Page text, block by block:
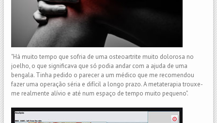
"Há muito tempo que sofria de uma osteoartrite muito dolorosa no
joelho, o que significava que só podia andar com a ajuda de uma
bengala. Tinha pedido o parecer a um médico que me recomendou
fazer uma operação séria e difícil a longo prazo. A metaterapia trouxe-
me realmente alívio e até num espaço de tempo muito pequeno".